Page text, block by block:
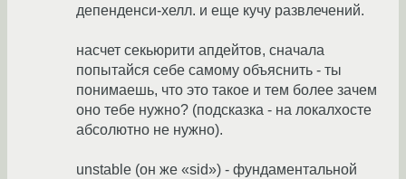
депенденси-хелл. и еще кучу развлечений.
насчет секьюрити апдейтов, сначала
попытайся себе самому объяснить - ты
понимаешь, что это такое и тем более зачем
оно тебе нужно? (подсказка - на локалхосте
абсолютно не нужно).
unstable (он же «sid») - фундаментальной